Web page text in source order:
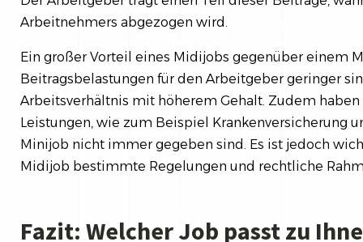
Arbeitnehmers abgezogen wird.
Ein großer Vorteil eines Midijobs gegenüber einem
Beitragsbelastungen für den Arbeitgeber geringer
Arbeitsverhältnis mit höherem Gehalt. Zudem
Leistungen, wie zum Beispiel Krankenversicherung
Minijob nicht immer gegeben sind. Es ist jedoch
Midijob bestimmte Regelungen und rechtliche
Fazit: Welcher Job passt zu